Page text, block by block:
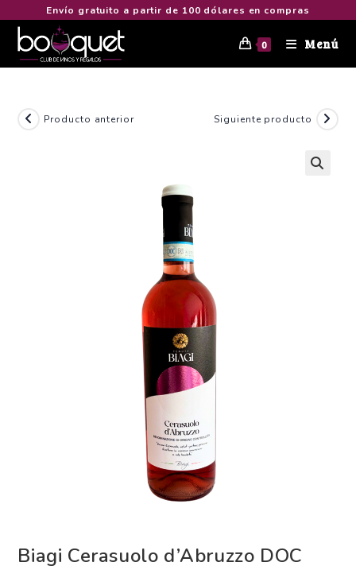
Envío gratuito a partir de 100 dólares en compras
0 Menú
Producto anterior Siguiente producto
Biagi Cerasuolo d’Abruzzo DOC